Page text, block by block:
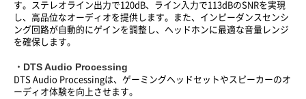
す。ステレオライン出力で120dB、ライン入力で113dBのSNRを実現
し、高品位なオーディオを提供します。また、インピーダンスセンシ
ング回路が自動的にゲインを調整し、ヘッドホンに最適な音量レンジ
を確保します。
・DTS Audio Processing
DTS Audio Processingは、ゲーミングヘッドセットやスピーカーのオ
ーディオ体験を向上させます。